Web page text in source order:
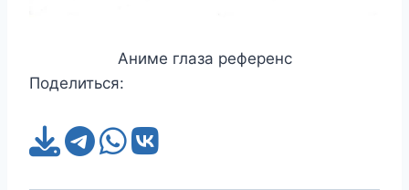
Аниме глаза референс
Поделиться: